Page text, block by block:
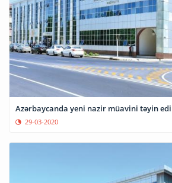
Azərbaycanda yeni nazir müavini təyin
29-03-2020